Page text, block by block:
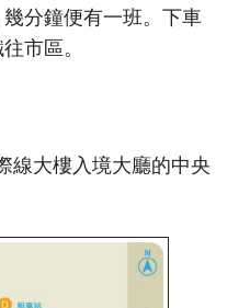
分鐘便有一班。下車
市區。
線大樓入境大廳的中央